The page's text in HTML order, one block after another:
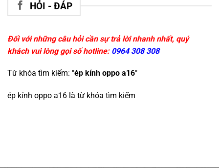
HỎI - ĐÁP
Đối với những câu hỏi cần sự trả lời nhanh nhất, quý
khách vui lòng gọi số hotline: 0964 308 308
Từ khóa tìm kiếm: "ép kính oppo a16"
ép kính oppo a16 là từ khóa tìm kiếm